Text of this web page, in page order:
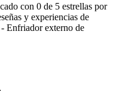
con 0 de 5 estrellas por
y experiencias de
Enfriador externo de